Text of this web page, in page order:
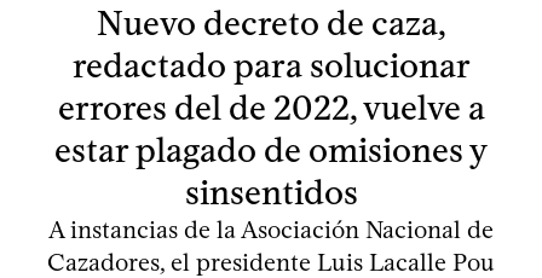
Nuevo decreto de caza,
redactado para solucionar
errores del de 2022, vuelve a
estar plagado de omisiones y
sinsentidos
A instancias de la Asociación Nacional de
Cazadores, el presidente Luis Lacalle Pou